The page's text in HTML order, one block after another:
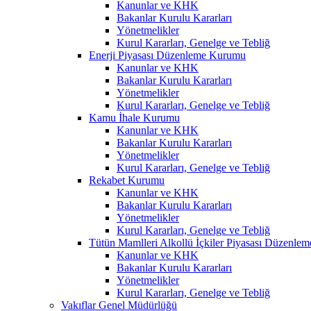
Kanunlar ve KHK
Bakanlar Kurulu Kararları
Yönetmelikler
Kurul Kararları, Genelge ve Tebliğ
Enerji Piyasası Düzenleme Kurumu
Kanunlar ve KHK
Bakanlar Kurulu Kararları
Yönetmelikler
Kurul Kararları, Genelge ve Tebliğ
Kamu İhale Kurumu
Kanunlar ve KHK
Bakanlar Kurulu Kararları
Yönetmelikler
Kurul Kararları, Genelge ve Tebliğ
Rekabet Kurumu
Kanunlar ve KHK
Bakanlar Kurulu Kararları
Yönetmelikler
Kurul Kararları, Genelge ve Tebliğ
Tütün Mamlleri Alkollü İçkiler Piyasası
Kanunlar ve KHK
Bakanlar Kurulu Kararları
Yönetmelikler
Kurul Kararları, Genelge ve Tebliğ
Vakıflar Genel Müdürlüğü